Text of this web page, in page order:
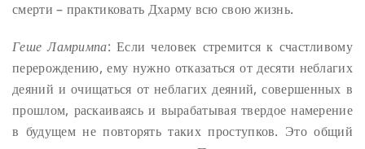
смерти – практиковать Дхарму всю свою жизнь.
Геше Ламримпа: Если человек стремится к счастливому
перерождению, ему нужно отказаться от десяти неблагих
деяний и очищаться от неблагих деяний, совершенных в
прошлом, раскаиваясь и вырабатывая твердое намерение
в будущем не повторять таких проступков. Это общий